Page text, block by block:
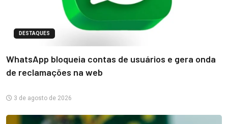
DESTAQUES
WhatsApp bloqueia contas de usuários e gera onda
de reclamações na web
3 de agosto de 2026